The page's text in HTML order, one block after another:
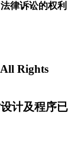
律诉讼的权利
Rights
计及程序已